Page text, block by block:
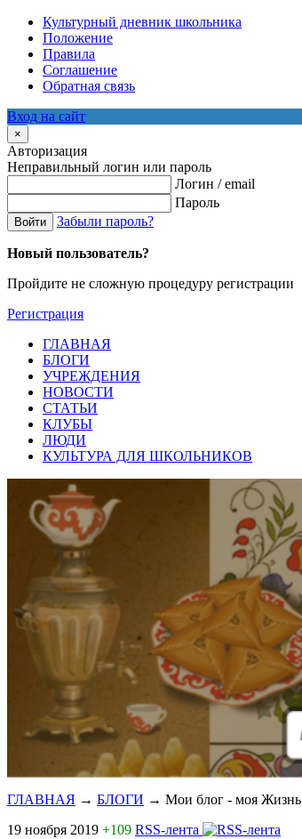
Культурный дневник школьника
Положение
Правила
Соглашение
Обратная связь
Вход на сайт
×
Авторизация
Неправильный логин или пароль
Логин / email
Пароль
Войти Забыли пароль?
Новый пользователь?
Пройдите не сложную процедуру регистрации
Регистрация
ГЛАВНАЯ
БЛОГИ
УЧРЕЖДЕНИЯ
НОВОСТИ
СТАТЬИ
КЛУБЫ
ЛЮДИ
КУЛЬТУРА ДЛЯ ШКОЛЬНИКОВ
ГЛАВНАЯ → БЛОГИ → Мои блог - моя Жизнь
19 ноября 2019 +109 RSS-лента